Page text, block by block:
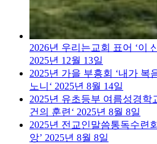
2026년 우리는교회 표어 ‘이
2025년 12월 13일
2025년 가을 부흥회 ‘내가
노니‘ 2025년 8월 14일
2025년 유초등부 여름성경학
건의 훈련‘ 2025년 8월 8일
2025년 전교인말씀통독수련
앙’ 2025년 8월 8일